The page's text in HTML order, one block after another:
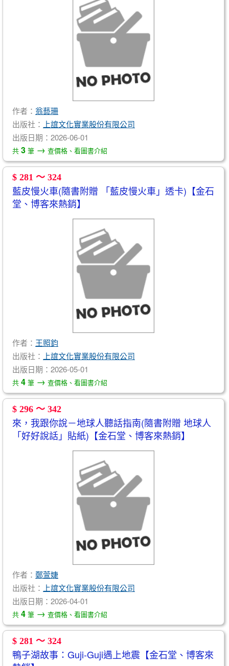
作者： 翁藝珊
出版社： 上誼文化實業股份有限公司
出版日期：2026-06-01
共 3 筆 → 查價格、看圖書介紹
$ 281 ～ 324
藍皮慢火車(隨書附贈 「藍皮慢火車」透卡)【金石
堂、博客來熱銷】
作者： 王照鈞
出版社： 上誼文化實業股份有限公司
出版日期：2026-05-01
共 4 筆 → 查價格、看圖書介紹
$ 296 ～ 342
來，我跟你說－地球人聽話指南(隨書附贈 地球人
「好好說話」貼紙)【金石堂、博客來熱銷】
作者： 鄭萱婕
出版社： 上誼文化實業股份有限公司
出版日期：2026-04-01
共 4 筆 → 查價格、看圖書介紹
$ 281 ～ 324
鴨子湖故事：Guji-Guji遇上地震【金石堂、博客來